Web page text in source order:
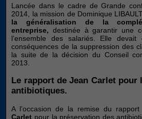
Lancée dans le cadre de Grande
2014, la mission de Dominique
la généralisation de la
entreprise, destinée à garantir une
l’ensemble des salariés. Elle
conséquences de la suppression des
la suite de la décision du Conseil
2013.
Le rapport de Jean Carlet pour
antibiotiques.
A l’occasion de la remise du
Carlet pour la préservation des